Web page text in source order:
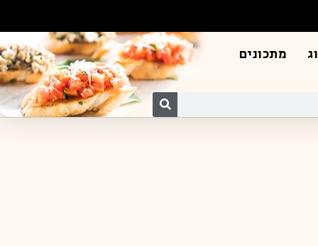
מתכונים